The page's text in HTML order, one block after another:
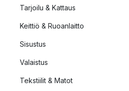
Tarjoilu & Kattaus
Keittiö & Ruoanlaitto
Sisustus
Valaistus
Tekstiilit & Matot